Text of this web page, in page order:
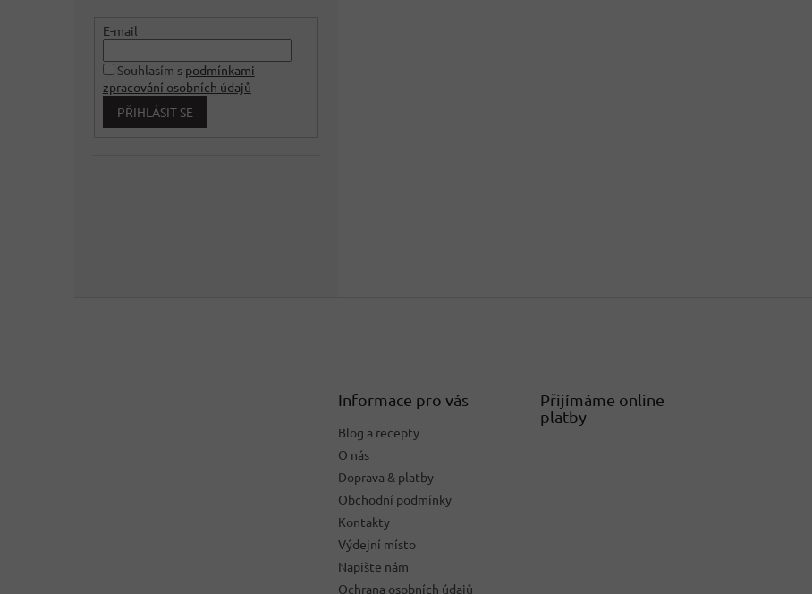
E-mail
Souhlasím s podmínkami
zpracování osobních údajů
PŘIHLÁSIT SE
Informace pro vás
Blog a recepty
O nás
Doprava & platby
Obchodní podmínky
Kontakty
Výdejní místo
Napište nám
Ochrana osobních údajů
Přijímáme online
platby